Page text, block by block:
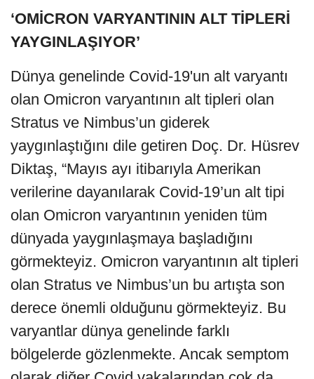
‘OMİCRON VARYANTININ ALT TİPLERİ
YAYGINLAŞIYOR’
Dünya genelinde Covid-19'un alt varyantı
olan Omicron varyantının alt tipleri olan
Stratus ve Nimbus’un giderek
yaygınlaştığını dile getiren Doç. Dr. Hüsrev
Diktaş, “Mayıs ayı itibarıyla Amerikan
verilerine dayanılarak Covid-19’un alt tipi
olan Omicron varyantının yeniden tüm
dünyada yaygınlaşmaya başladığını
görmekteyiz. Omicron varyantının alt tipleri
olan Stratus ve Nimbus’un bu artışta son
derece önemli olduğunu görmekteyiz. Bu
varyantlar dünya genelinde farklı
bölgelerde gözlenmekte. Ancak semptom